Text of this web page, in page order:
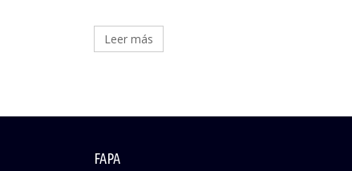
Leer más
FAPA